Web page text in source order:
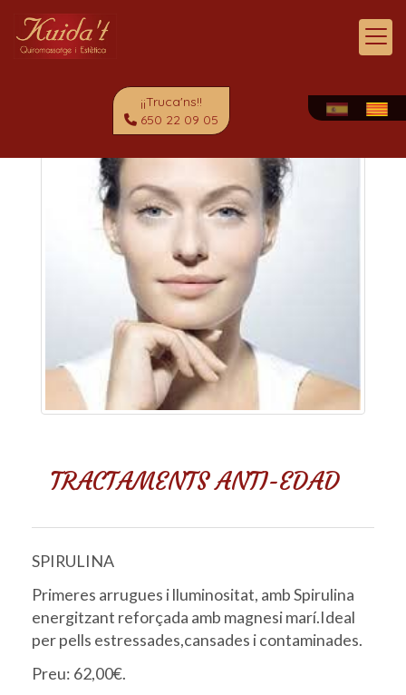
¡¡Truca'ns!!
650 22 09 05
TRACTAMENTS ANTI-EDAD
SPIRULINA
Primeres arrugues i lluminositat, amb Spirulina
energitzant reforçada amb magnesi marí.Ideal
per pells estressades,cansades i contaminades.
Preu: 62,00€.